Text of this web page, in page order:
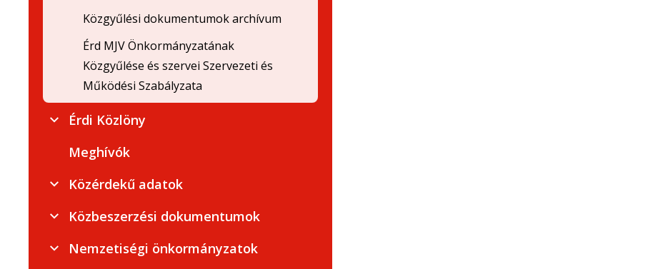
Közgyűlési dokumentumok archívum
Érd MJV Önkormányzatának
Közgyűlése és szervei Szervezeti és
Működési Szabályzata
Érdi Közlöny
Meghívók
Közérdekű adatok
Közbeszerzési dokumentumok
Nemzetiségi önkormányzatok